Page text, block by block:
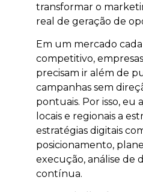
transformar o
real de geração de
Em um mercado
competitivo,
precisam ir além de
campanhas sem
pontuais. Por isso, eu
locais e regionais a
estratégias digitais
posicionamento,
execução, análise de
contínua.